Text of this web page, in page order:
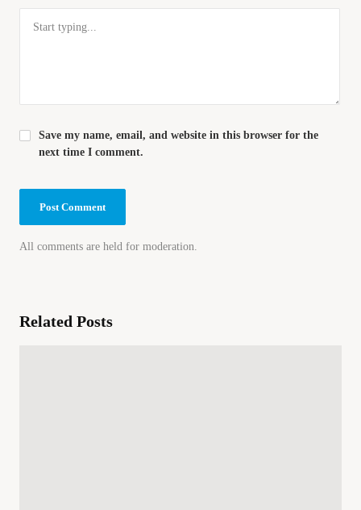
All comments are held for moderation.
Save my name, email, and website in this browser for the
next time I comment.
Related Posts